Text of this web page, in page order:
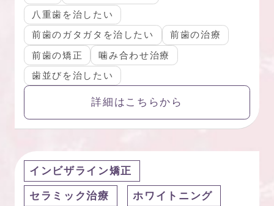
八重歯を治したい
前歯のガタガタを治したい
前歯の治療
前歯の矯正
噛み合わせ治療
歯並びを治したい
詳細はこちらから
インビザライン矯正
セラミック治療 ホワイトニング